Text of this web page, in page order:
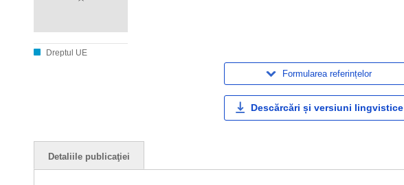
Dreptul UE
Formularea referințelor
Descărcări și versiuni lingvistice
Detaliile publicaţiei